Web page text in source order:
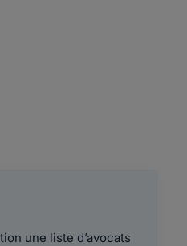
une liste d’avocats